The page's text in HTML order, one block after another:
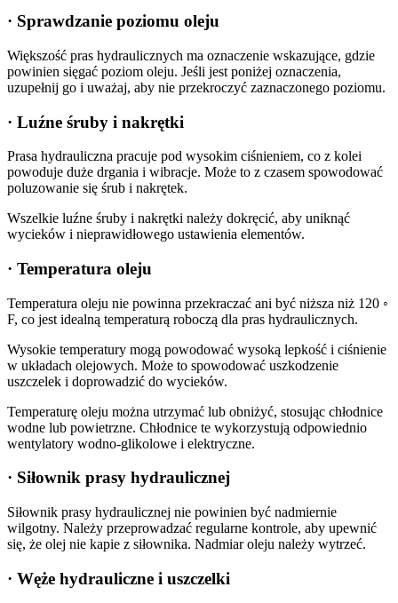
· Sprawdzanie poziomu oleju
Większość pras hydraulicznych ma oznaczenie wskazujące, gdzie
powinien sięgać poziom oleju. Jeśli jest poniżej oznaczenia,
uzupełnij go i uważaj, aby nie przekroczyć zaznaczonego poziomu.
· Luźne śruby i nakrętki
Prasa hydrauliczna pracuje pod wysokim ciśnieniem, co z kolei
powoduje duże drgania i wibracje. Może to z czasem spowodować
poluzowanie się śrub i nakrętek.
Wszelkie luźne śruby i nakrętki należy dokręcić, aby uniknąć
wycieków i nieprawidłowego ustawienia elementów.
· Temperatura oleju
Temperatura oleju nie powinna przekraczać ani być niższa niż 120 ◦
F, co jest idealną temperaturą roboczą dla pras hydraulicznych.
Wysokie temperatury mogą powodować wysoką lepkość i ciśnienie
w układach olejowych. Może to spowodować uszkodzenie
uszczelek i doprowadzić do wycieków.
Temperaturę oleju można utrzymać lub obniżyć, stosując chłodnice
wodne lub powietrzne. Chłodnice te wykorzystują odpowiednio
wentylatory wodno-glikolowe i elektryczne.
· Siłownik prasy hydraulicznej
Siłownik prasy hydraulicznej nie powinien być nadmiernie
wilgotny. Należy przeprowadzać regularne kontrole, aby upewnić
się, że olej nie kapie z siłownika. Nadmiar oleju należy wytrzeć.
· Węże hydrauliczne i uszczelki